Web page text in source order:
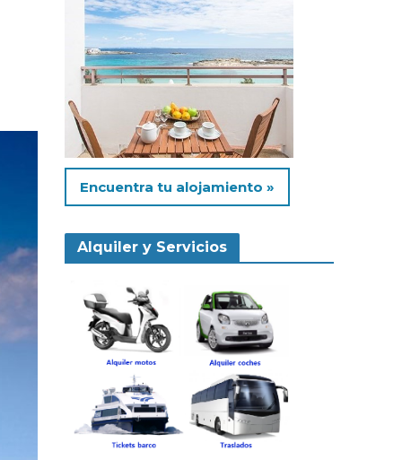
Encuentra tu alojamiento »
Alquiler y Servicios